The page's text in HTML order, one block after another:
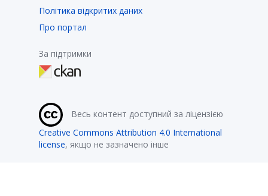
Політика відкритих даних
Про портал
За підтримки
Весь контент доступний за ліцензією
Creative Commons Attribution 4.0 International
license, якщо не зазначено інше